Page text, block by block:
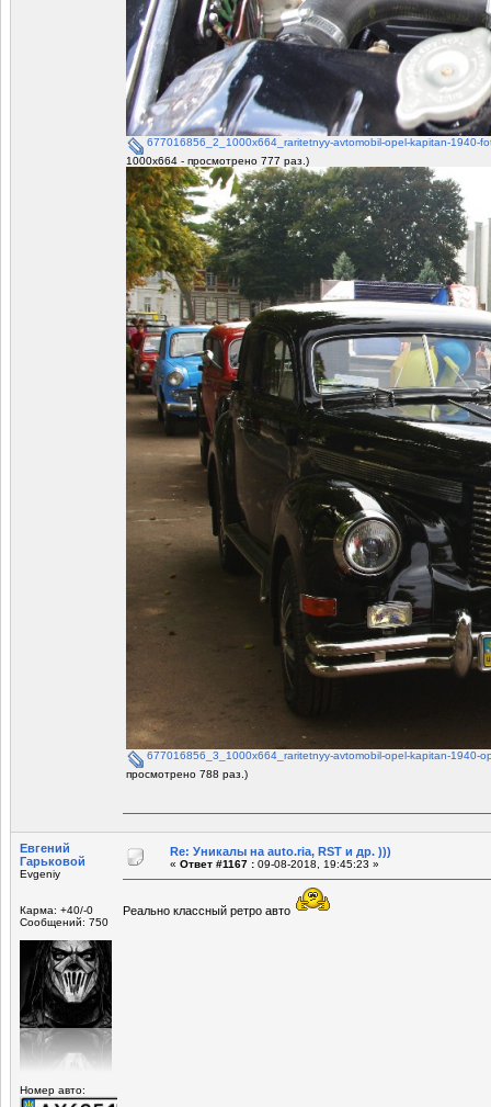
677016856_2_1000x664_raritetnyy-avtomobil-opel-kapitan-1940-
1000x664 - просмотрено 777 раз.)
677016856_3_1000x664_raritetnyy-avtomobil-opel-kapitan-1940-
просмотрено 788 раз.)
Евгений
Гарьковой
Evgeniy
Карма: +40/-0
Сообщений: 750
Номер авто:
Re: Уникалы на auto.ria, RST и др. )))
« Ответ #1167 : 09-08-2018, 19:45:23 »
Реально классный ретро авто